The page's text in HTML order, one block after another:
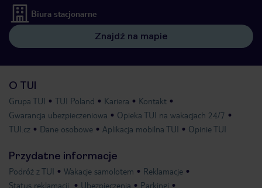
Biura stacjonarne
Znajdź na mapie
O TUI
Grupa TUI TUI Poland Kariera
Kontakt
Gwarancja ubezpieczeniowa
Opieka TUI na wakacjach 24/7
TUI.cz
Dane osobowe Aplikacja mobilna TUI Opinie TUI
Przydatne informacje
Podróż z TUI Wakacje samolotem
Reklamacje
Status reklamacji
Ubezpieczenia Parkingi